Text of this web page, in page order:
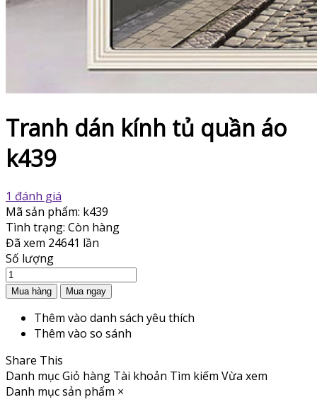
Tranh dán kính tủ quần áo
k439
1 đánh giá
Mã sản phẩm: k439
Tình trạng: Còn hàng
Đã xem 24641 lần
Số lượng
Thêm vào danh sách yêu thích
Thêm vào so sánh
Share This
Danh mụcGiỏ hàng Tài khoản Tìm kiếm Vừa xem
Danh mục sản phẩm ×